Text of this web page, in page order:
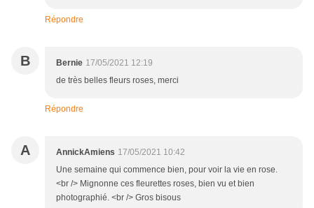
Répondre
B Bernie 17/05/2021 12:19
de très belles fleurs roses, merci
Répondre
A AnnickAmiens 17/05/2021 10:42
Une semaine qui commence bien, pour voir la vie en rose.
<br /> Mignonne ces fleurettes roses, bien vu et bien
photographié. <br /> Gros bisous